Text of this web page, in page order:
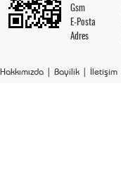
Gsm
E-Posta
Adres
Hakkımızda Bayilik İletişim